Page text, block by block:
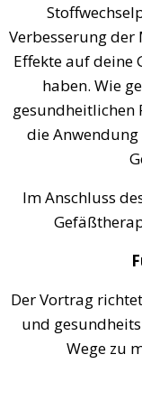
Verbesserung
Effekte auf deine
haben. Wie
gesundheitlichen
die
Im Anschluss
Der Vortrag
und
Wege zu